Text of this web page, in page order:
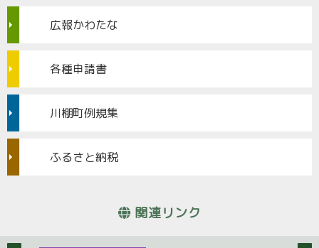
広報かわたな
各種申請書
川棚町例規集
ふるさと納税
関連リンク